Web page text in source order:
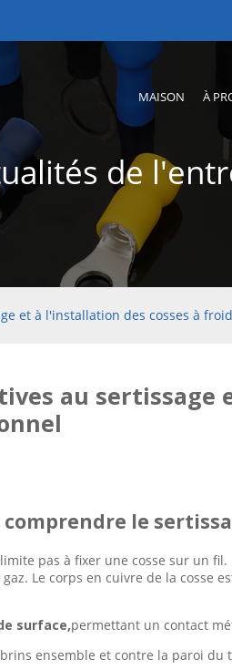
MAISON À
de
et à l'installation des cosses à
au
comprendre le
pas à fixer une cosse sur un
Le corps en cuivre de la cosse
surface,permettant un contact
ensemble et contre la paroi du